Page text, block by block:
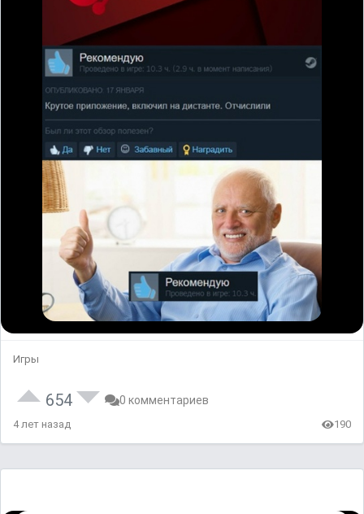
Игры
654 0 комментариев
4 лет назад 190